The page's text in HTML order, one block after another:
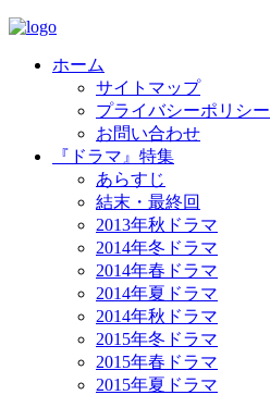
ホーム
サイトマップ
プライバシーポリシー
お問い合わせ
『ドラマ』特集
あらすじ
結末・最終回
2013年秋ドラマ
2014年冬ドラマ
2014年春ドラマ
2014年夏ドラマ
2014年秋ドラマ
2015年冬ドラマ
2015年春ドラマ
2015年夏ドラマ